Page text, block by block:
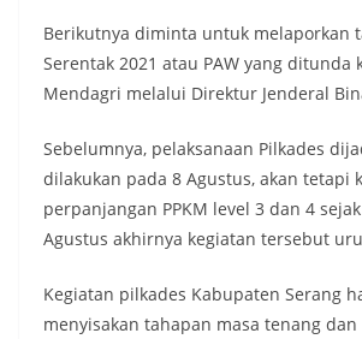
Berikutnya diminta untuk melaporkan
Serentak 2021 atau PAW yang ditunda
Mendagri melalui Direktur Jenderal
Sebelumnya, pelaksanaan Pilkades
dilakukan pada 8 Agustus, akan tetapi
perpanjangan PPKM level 3 dan 4
Agustus akhirnya kegiatan tersebut
Kegiatan pilkades Kabupaten Serang
menyisakan tahapan masa tenang